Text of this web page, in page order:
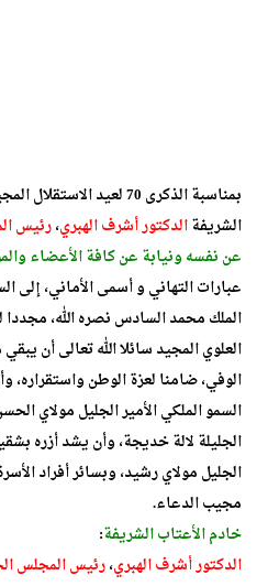
بمناسبة الذكرى 70 لعيد
الشريفةالدكتور أشرف الهبري،رئيس
عن نفسه ونيابة عن كافة الأعضاء
عبارات التهاني و أسمى الأماني، إلى
الملك محمد السادس نصره الله، مجددا
العلوي المجيد سائلا الله تعالى أن
الوفي، ضامنا لعزة الوطن
السمو الملكي الأمير الجليل مولاي
الجليلة لالة خديجة، وأن يشد أزره
الجليل مولاي رشيد، وبسائر أفراد
مجيب الدعاء.
خادم الأعتاب الشريفة:
الدكتور أشرف الهبري،رئيس المجلس